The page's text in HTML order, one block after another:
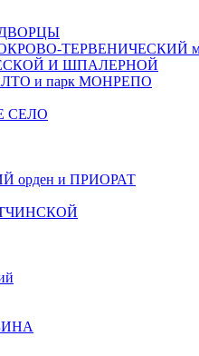
ТЕРВЕНИЧЕСКИЙ
И ШПАЛЕРНОЙ
и парк МОНРЕПО
СЕЛО
и ПРИОРАТ